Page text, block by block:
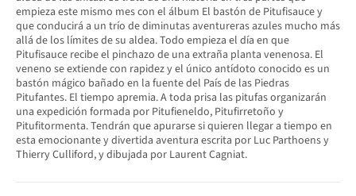
empieza este mismo mes con el álbum El bastón de Pitufisauce y
que conducirá a un trío de diminutas aventureras azules mucho más
allá de los límites de su aldea. Todo empieza el día en que
Pitufisauce recibe el pinchazo de una extraña planta venenosa. El
veneno se extiende con rapidez y el único antídoto conocido es un
bastón mágico bañado en la fuente del País de las Piedras
Pitufantes. El tiempo apremia. A toda prisa las pitufas organizarán
una expedición formada por Pitufieneldo, Pitufirretoño y
Pitufitormenta. Tendrán que apurarse si quieren llegar a tiempo en
esta emocionante y divertida aventura escrita por Luc Parthoens y
Thierry Culliford, y dibujada por Laurent Cagniat.